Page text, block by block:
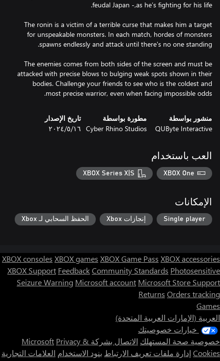
The ronin is a victim of a terrible curse that makes him a target
for unspeakable monsters. In each match, hordes of monsters
The enemies comes from both sides of the screen and must be
attacked with precise blows to bulging weak spots shown in their
bodies. Challenge your friends to see who is the coldest and
most precise warrior, even when facing impossible odds.
منشور بواسطة
QUByte Interactive
مطورة بواسطة
Cyber Rhino Studios
تاريخ الإصدار
١٦‏/٥‏/٢٠٢٤
العب باستخدام
XBOX One
XBOX Series X|S
الإمكانات
Single player إنجازات Xbox الحفظ السحابي لـ Xbox
XBOX consoles XBOX games XBOX Game Pass XBOX accessories
XBOX Support FeedbackCommunity Standards Photosensitive
Seizure Warning Microsoft account Microsoft Store Support
Returns Orders tracking
Games
العربية (الإمارات العربية المتحدة)
خيارات خصوصيتك
خصوصية صحة المستهلك الاتصال بشركة Microsoft Privacy &
Cookies إدارة ملفات تعريف الارتباط بنود الاستخدام العلامات التجارية